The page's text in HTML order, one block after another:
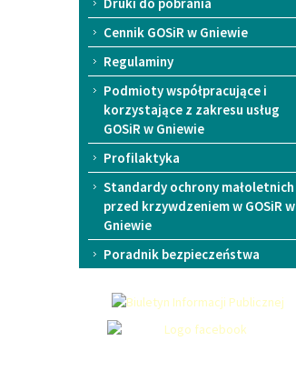
Cennik GOSiR w Gniewie
Regulaminy
Podmioty współpracujące i
korzystające z zakresu usług
GOSiR w Gniewie
Profilaktyka
Standardy ochrony małoletnich
przed krzywdzeniem w GOSiR w
Gniewie
Poradnik bezpieczeństwa